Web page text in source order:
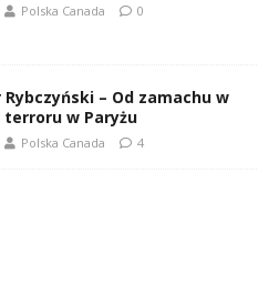
Polska Canada 0
– Od zamachu w
w Paryżu
Polska Canada 4